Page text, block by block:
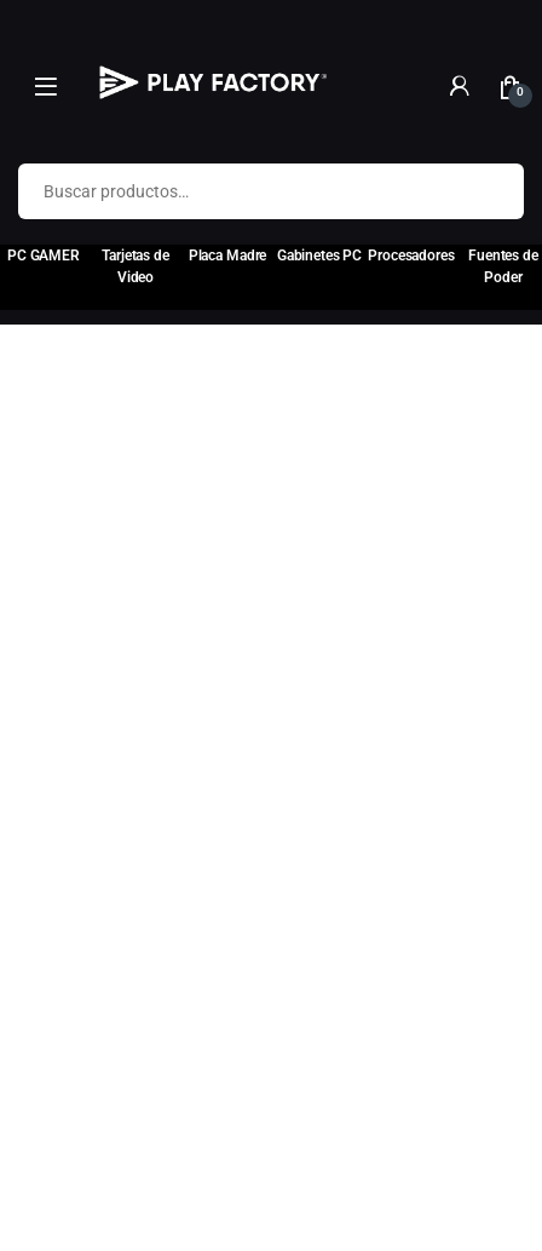
0
Buscar por:
PC GAMER
Tarjetas de
Video
Placa Madre Gabinetes PC Procesadores
Fuentes de
Poder